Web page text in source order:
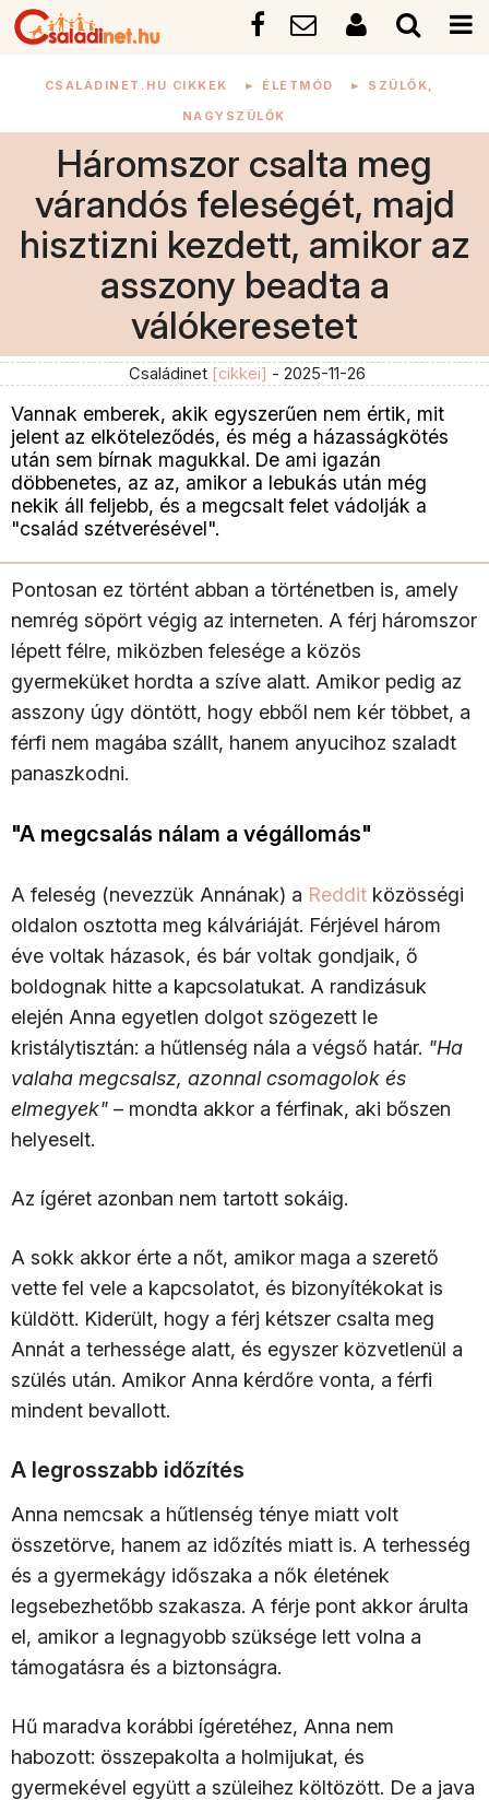
CSALÁDINET.HU CIKKEK ► ÉLETMÓD ► SZÜLŐK,
NAGYSZÜLŐK
Háromszor csalta meg
várandós feleségét, majd
hisztizni kezdett, amikor az
asszony beadta a
válókeresetet
Családinet [cikkei] - 2025-11-26
Vannak emberek, akik egyszerűen nem értik, mit
jelent az elköteleződés, és még a házasságkötés
után sem bírnak magukkal. De ami igazán
döbbenetes, az az, amikor a lebukás után még
nekik áll feljebb, és a megcsalt felet vádolják a
"család szétverésével".
Pontosan ez történt abban a történetben is, amely
nemrég söpört végig az interneten. A férj háromszor
lépett félre, miközben felesége a közös
gyermeküket hordta a szíve alatt. Amikor pedig az
asszony úgy döntött, hogy ebből nem kér többet, a
férfi nem magába szállt, hanem anyucihoz szaladt
panaszkodni.
"A megcsalás nálam a végállomás"
A feleség (nevezzük Annának) a Reddit közösségi
oldalon osztotta meg kálváriáját. Férjével három
éve voltak házasok, és bár voltak gondjaik, ő
boldognak hitte a kapcsolatukat. A randizásuk
elején Anna egyetlen dolgot szögezett le
kristálytisztán: a hűtlenség nála a végső határ. "Ha
valaha megcsalsz, azonnal csomagolok és
elmegyek" – mondta akkor a férfinak, aki bőszen
helyeselt.
Az ígéret azonban nem tartott sokáig.
A sokk akkor érte a nőt, amikor maga a szerető
vette fel vele a kapcsolatot, és bizonyítékokat is
küldött. Kiderült, hogy a férj kétszer csalta meg
Annát a terhessége alatt, és egyszer közvetlenül a
szülés után. Amikor Anna kérdőre vonta, a férfi
mindent bevallott.
A legrosszabb időzítés
Anna nemcsak a hűtlenség ténye miatt volt
összetörve, hanem az időzítés miatt is. A terhesség
és a gyermekágy időszaka a nők életének
legsebezhetőbb szakasza. A férje pont akkor árulta
el, amikor a legnagyobb szüksége lett volna a
támogatásra és a biztonságra.
Hű maradva korábbi ígéretéhez, Anna nem
habozott: összepakolta a holmijukat, és
gyermekével együtt a szüleihez költözött. De a java